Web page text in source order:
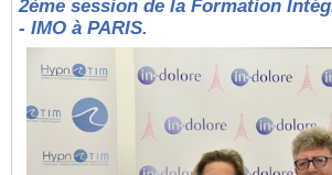
2ème session de la Formation
- IMO à PARIS.